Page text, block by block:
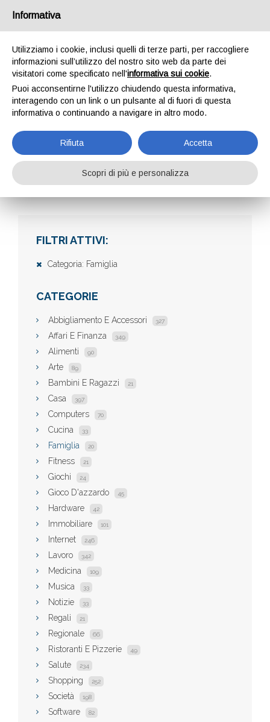
AZIENDE
Aziende
FILTRI ATTIVI:
Categoria: Famiglia
CATEGORIE
Abbigliamento E Accessori 327
Affari E Finanza 349
Alimenti 90
Arte 89
Bambini E Ragazzi 21
Casa 397
Computers 70
Cucina 33
Famiglia 20
Fitness 21
Giochi 24
Gioco D'azzardo 45
Hardware 42
Immobiliare 101
Internet 246
Lavoro 342
Medicina 109
Musica 33
Notizie 33
Regali 21
Regionale 66
Ristoranti E Pizzerie 49
Salute 234
Shopping 252
Società 198
Software 82
Informativa
Utilizziamo i cookie, inclusi quelli di terze parti, per raccogliere
informazioni sull’utilizzo del nostro sito web da parte dei
visitatori come specificato nell'informativa sui cookie.
Puoi acconsentirne l'utilizzo chiudendo questa informativa,
interagendo con un link o un pulsante al di fuori di questa
informativa o continuando a navigare in altro modo.
Rifiuta Accetta
Scopri di più e personalizza